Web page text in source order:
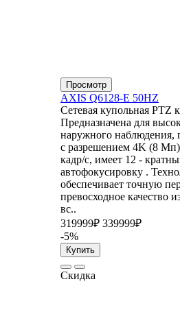
Просмотр
AXIS Q6128-E 50HZ
Сетевая купольная PTZ
Предназначена для
наружного наблюдения,
с разрешением 4K (8 Мп)
кадр/с, имеет 12 -
автофокусировку .
обеспечивает точную
превосходное качество
вс..
319999₽ 339999₽
-5%
Купить
Скидка